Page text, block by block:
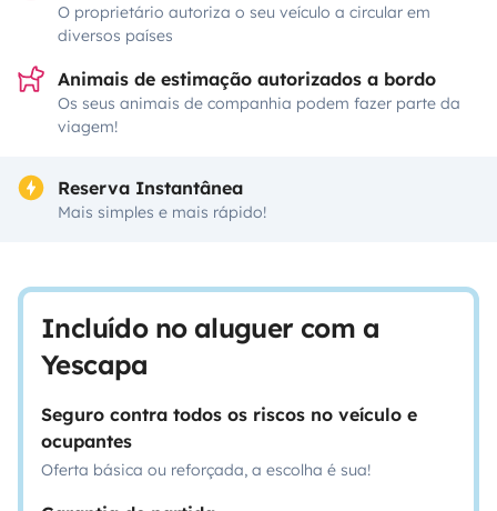
O proprietário autoriza o seu veículo a circular em
diversos países
Animais de estimação autorizados a bordo
Os seus animais de companhia podem fazer parte da
viagem!
Reserva Instantânea
Mais simples e mais rápido!
Incluído no aluguer com a
Yescapa
Seguro contra todos os riscos no veículo e
ocupantes
Oferta básica ou reforçada, a escolha é sua!